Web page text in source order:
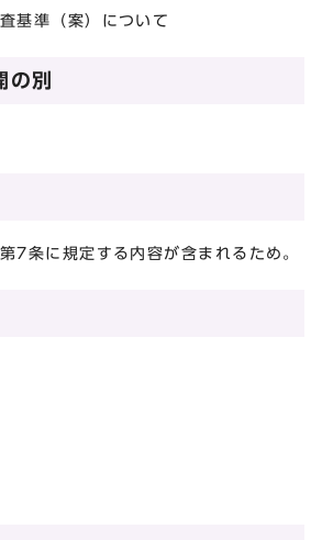
基準（案）について
の別
7条に規定する内容が含まれるため。